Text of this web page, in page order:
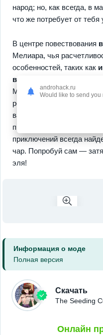
народ; но, как всегда, в
что же потребует от тебя
В центре повествования
Мелиара, чья
особенностей, таких как
волшебные перипетии
Метапрогрессия здесь
редкие испытания — твои
важными даже оффлайн.
пикантной историей —
приключений всегда
чар. Попробуй сам —
эля!
Информация о моде
Полная версия
Скачать
The Seeding
Онлайн
androhack.ru
Would like to send you